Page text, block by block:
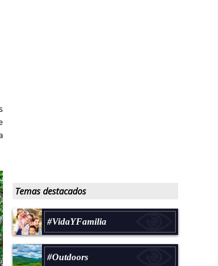
Temas destacados
#VidaYFamilia
#Outdoors